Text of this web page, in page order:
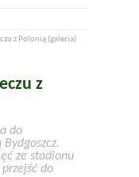
z Polonią (galeria)
z
do
ze stadionu
do